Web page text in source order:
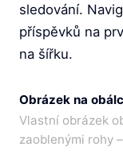
sledování.
příspěvků na
na šířku.
Obrázek na
Vlastní obrázek
zaoblenými rohy